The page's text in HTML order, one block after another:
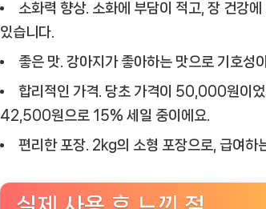
소화력 향상. 소화에 부담이 적고, 장 건강
있습니다.
좋은 맛. 강아지가 좋아하는 맛으로 기호성
합리적인 가격. 당초 가격이 50,000원이었
42,500원으로 15% 세일 중이에요.
편리한 포장. 2kg의 소형 포장으로, 급여하